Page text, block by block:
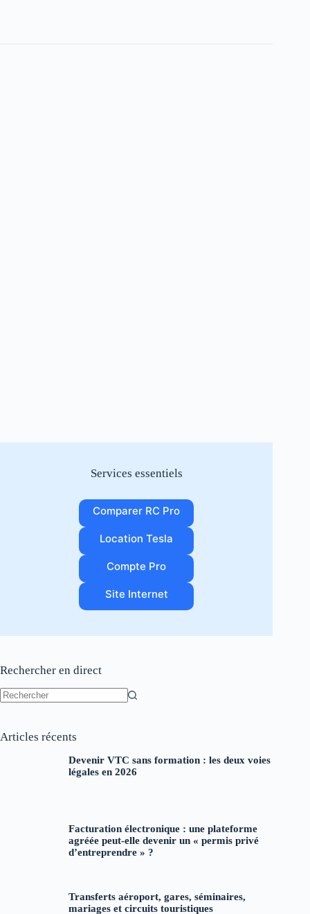
Services essentiels
Comparer RC Pro
Location Tesla
Compte Pro
Site Internet
Rechercher en direct
Articles récents
Devenir VTC sans formation : les deux voies
légales en 2026
Facturation électronique : une plateforme
agréée peut-elle devenir un « permis privé
d’entreprendre » ?
Transferts aéroport, gares, séminaires,
mariages et circuits touristiques